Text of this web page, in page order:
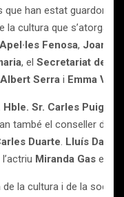
han estat
la cultura que s’atorga a
Fenosa, Joan
, el Secretariat de
Albert Serrai Emma
Hble. Sr. Carles
també el conseller de
Duarte. Lluís Danès
Miranda Gasen
la cultura i de la